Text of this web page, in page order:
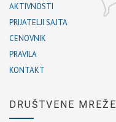
AKTIVNOSTI
PRIJATELJI SAJTA
CENOVNIK
PRAVILA
KONTAKT
DRUŠTVENE MREŽE